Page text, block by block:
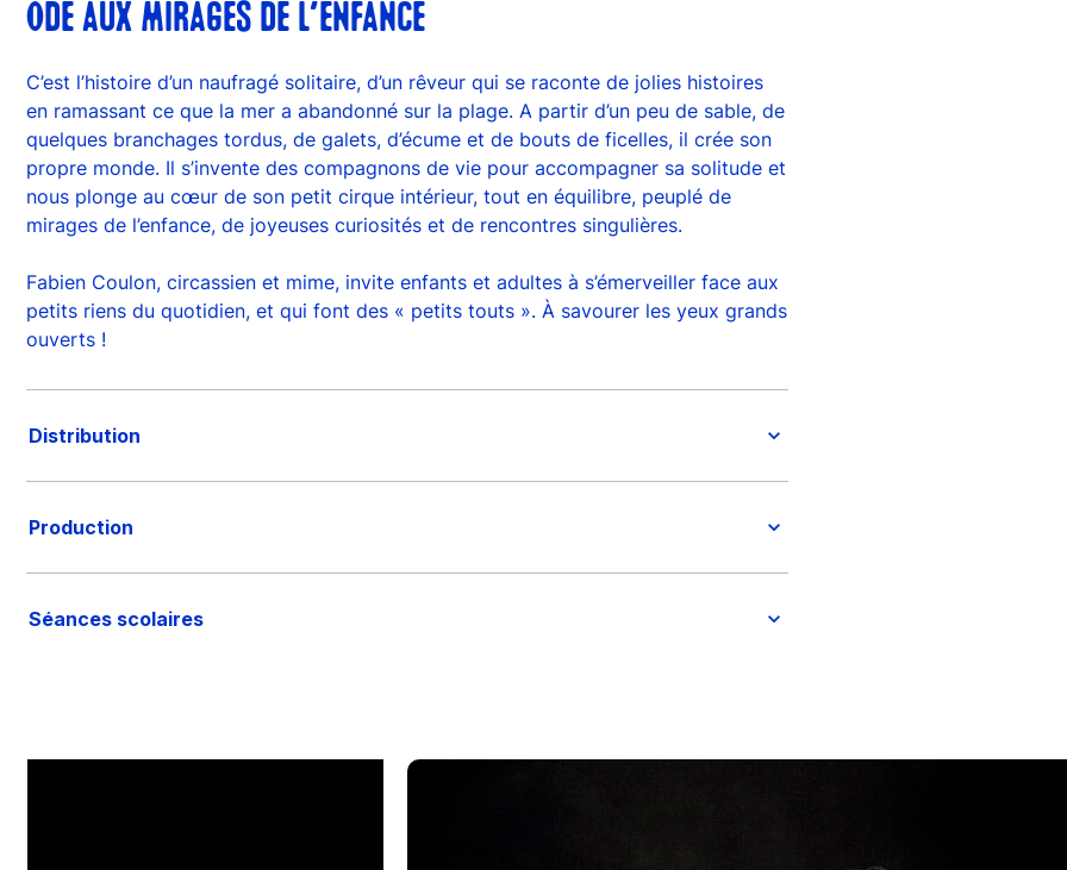
ODE AUX MIRAGES DE L'ENFANCE
C’est l’histoire d’un naufragé solitaire, d’un rêveur qui se raconte de jolies histoires
en ramassant ce que la mer a abandonné sur la plage. A partir d’un peu de sable, de
quelques branchages tordus, de galets, d’écume et de bouts de ficelles, il crée son
propre monde. Il s’invente des compagnons de vie pour accompagner sa solitude et
nous plonge au cœur de son petit cirque intérieur, tout en équilibre, peuplé de
mirages de l’enfance, de joyeuses curiosités et de rencontres singulières.
Fabien Coulon, circassien et mime, invite enfants et adultes à s’émerveiller face aux
petits riens du quotidien, et qui font des « petits touts ». À savourer les yeux grands
ouverts !
Distribution
Production
Séances scolaires